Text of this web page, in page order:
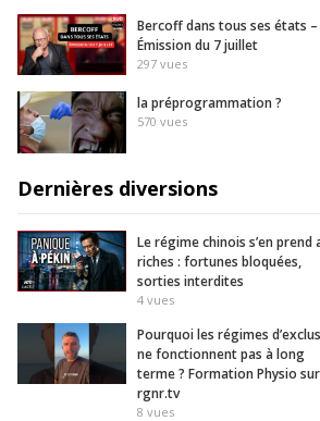
6 danseuses africaines
face aux tradition
vues
Bercoff dans tous ses états –
Émission du 7 juillet
297 vues
la préprogrammation ?
570 vues
Dernières diversions
Le régime chinois s’en prend
riches : fortunes bloquées,
sorties interdites
4 vues
Pourquoi les régimes
ne fonctionnent pas à long
terme ? Formation Physio sur
rgnr.tv
8 vues